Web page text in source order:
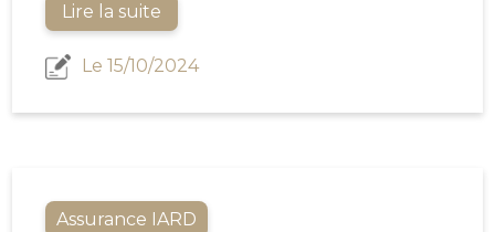
Lire la suite
Le 15/10/2024
Assurance IARD